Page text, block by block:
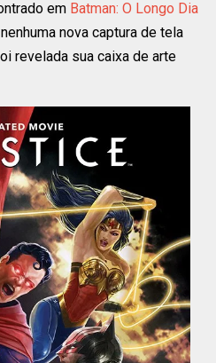
em Batman: O Longo Dia
nova captura de tela
revelada sua caixa de arte